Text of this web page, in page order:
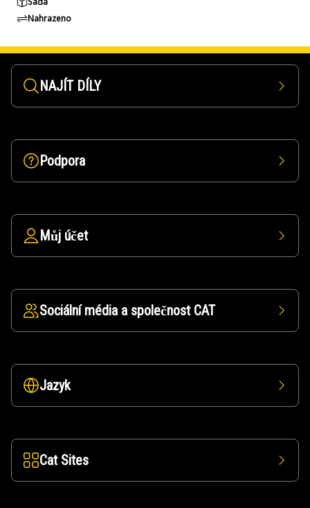
Nahrazeno
NAJÍT DÍLY
Podpora
Můj účet
Sociální média a společnost CAT
Jazyk
Cat Sites